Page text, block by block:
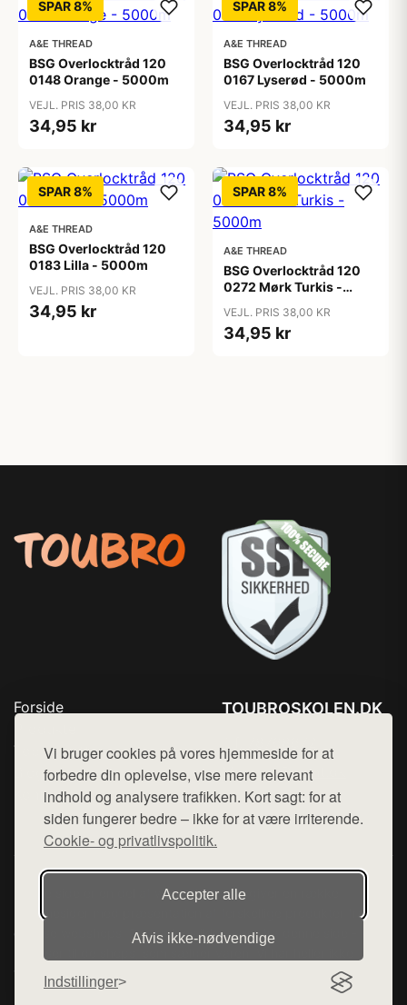
Vi bruger cookies på vores hjemmeside for at
forbedre din oplevelse, vise mere relevant
indhold og analysere trafikken. Kort sagt: for at
siden fungerer bedre – ikke for at være irriterende.
Cookie- og privatlivspolitik.
Accepter alle
Afvis ikke‑nødvendige
Indstillinger
SPAR 8%
A&E THREAD
BSG Overlocktråd 120
0148 Orange - 5000m
VEJL. PRIS 38,00 KR
34,95 kr
SPAR 8%
A&E THREAD
BSG Overlocktråd 120
0167 Lyserød - 5000m
VEJL. PRIS 38,00 KR
34,95 kr
SPAR 8%
A&E THREAD
BSG Overlocktråd 120
0183 Lilla - 5000m
VEJL. PRIS 38,00 KR
34,95 kr
SPAR 8%
A&E THREAD
BSG Overlocktråd 120
0272 Mørk Turkis -
VEJL. PRIS 38,00 KR
34,95 kr
Forside
Top Rabatter
Blog
Kontakt
TOUBROSKOLEN.DK
Mail: hej@want.dk
Cookie- og privatlivspolitik
Denne side er en del af want.dk, der udgiver en række
hjemmesider med præsentation af forskellige produkter fra
diverse webshops. Der sælges ikke varer fra denne side - vi
henviser til de shops, som sælger varen. Vi har heller ikke
varerne på lager.